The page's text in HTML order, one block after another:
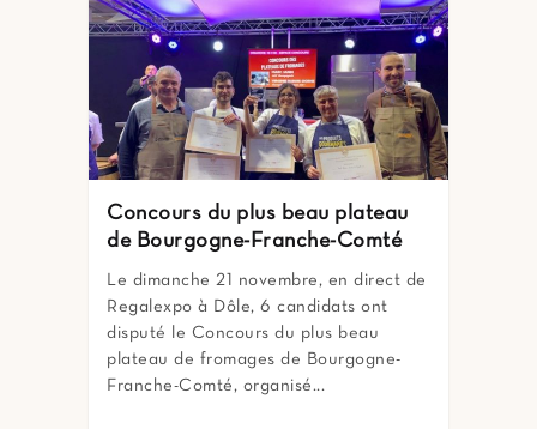
Concours du plus beau plateau
de Bourgogne-Franche-Comté
Le dimanche 21 novembre, en direct de
Regalexpo à Dôle, 6 candidats ont
disputé le Concours du plus beau
plateau de fromages de Bourgogne-
Franche-Comté, organisé...